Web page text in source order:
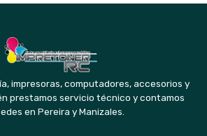
impresoras, computadores, accesorios y
prestamos servicio técnico y contamos
en Pereira y Manizales.